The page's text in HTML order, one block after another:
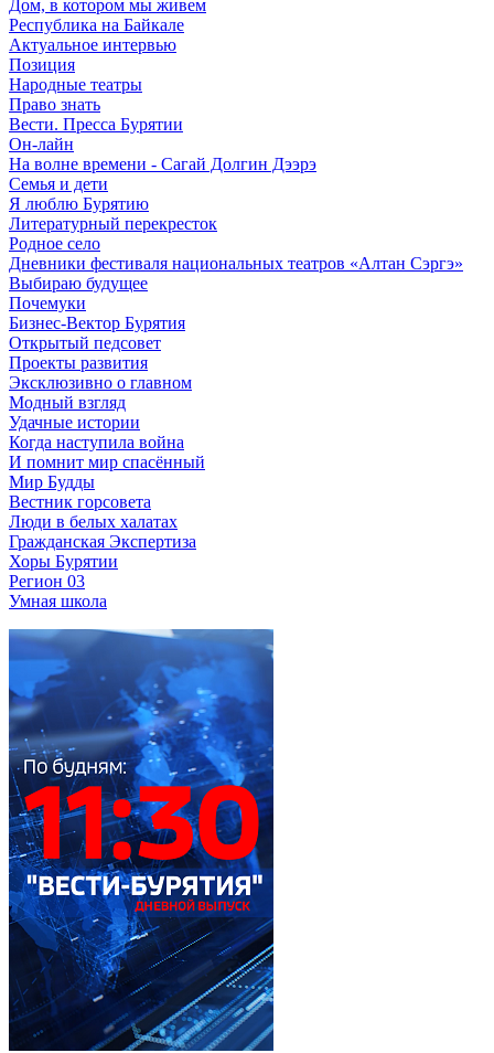
Дом, в котором мы живем
Республика на Байкале
Актуальное интервью
Позиция
Народные театры
Право знать
Вести. Пресса Бурятии
Он-лайн
На волне времени - Сагай Долгин Дээрэ
Семья и дети
Я люблю Бурятию
Литературный перекресток
Родное село
Дневники фестиваля национальных театров «Алтан Сэргэ»
Выбираю будущее
Почемуки
Бизнес-Вектор Бурятия
Открытый педсовет
Проекты развития
Эксклюзивно о главном
Модный взгляд
Удачные истории
Когда наступила война
И помнит мир спасённый
Мир Будды
Вестник горсовета
Люди в белых халатах
Гражданская Экспертиза
Хоры Бурятии
Регион 03
Умная школа